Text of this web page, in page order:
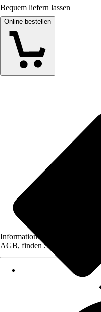
Bequem liefern lassen
Online bestellen
Informationen des Verkäufers,
AGB, finden Sie bei Klick auf